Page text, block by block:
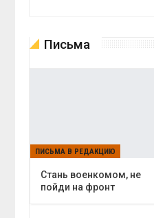
Письма
ПИСЬМА В РЕДАКЦИЮ
Cтань военкомом, не
пойди на фронт